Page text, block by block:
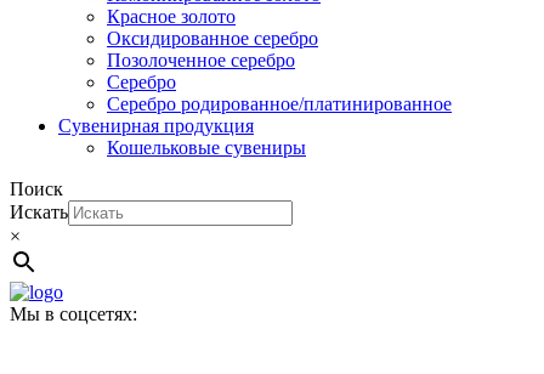
Красное золото
Оксидированное серебро
Позолоченное серебро
Серебро
Серебро родированное/платинированное
Сувенирная продукция
Кошельковые сувениры
Поиск
Искать
×
Мы в соцсетях: